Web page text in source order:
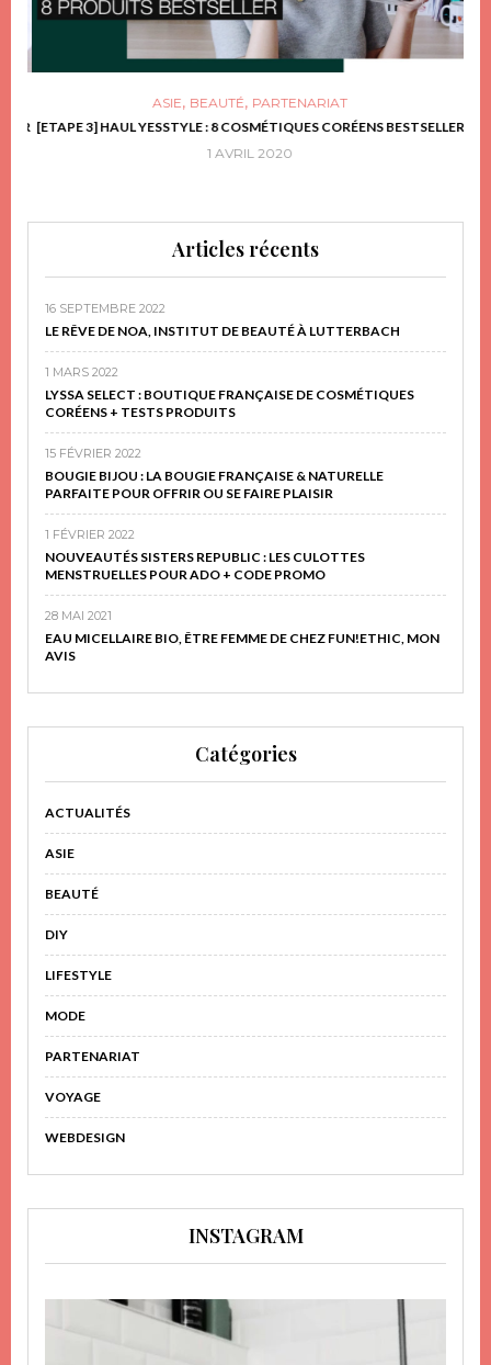
ASIE, BEAUTÉ, PARTENARIAT
[ETAPE 3] HAUL YESSTYLE : 8 COSMÉTIQUES CORÉENS BESTSELLER
1 AVRIL 2020
Articles récents
16 SEPTEMBRE 2022
LE RÊVE DE NOA, INSTITUT DE BEAUTÉ À LUTTERBACH
1 MARS 2022
LYSSA SELECT : BOUTIQUE FRANÇAISE DE COSMÉTIQUES
CORÉENS + TESTS PRODUITS
15 FÉVRIER 2022
BOUGIE BIJOU : LA BOUGIE FRANÇAISE & NATURELLE
PARFAITE POUR OFFRIR OU SE FAIRE PLAISIR
1 FÉVRIER 2022
NOUVEAUTÉS SISTERS REPUBLIC : LES CULOTTES
MENSTRUELLES POUR ADO + CODE PROMO
28 MAI 2021
EAU MICELLAIRE BIO, ÊTRE FEMME DE CHEZ FUN!ETHIC, MON
AVIS
Catégories
ACTUALITÉS
ASIE
BEAUTÉ
DIY
LIFESTYLE
MODE
PARTENARIAT
VOYAGE
WEBDESIGN
INSTAGRAM